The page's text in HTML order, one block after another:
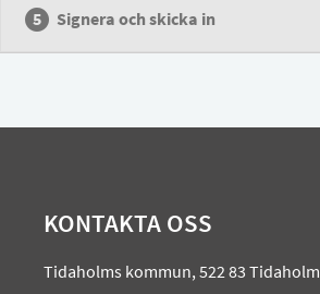
Signera och skicka in
KONTAKTA OSS
Tidaholms kommun, 522 83 Tidaholm